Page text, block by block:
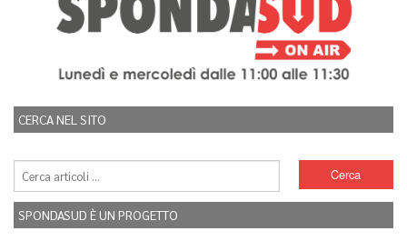
CERCA NEL SITO
SPONDASUD È UN PROGETTO